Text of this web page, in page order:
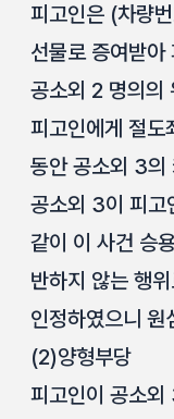
피고인은 (차량
선물로 증여받
공소외 2 명의의
피고인에게 절도
동안 공소외 3의
공소외 3이 피고
같이 이 사건 승
반하지 않는 행
인정하였으니 원
(2)양형부당
피고인이 공소